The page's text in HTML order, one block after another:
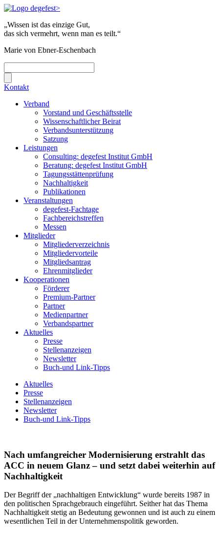
„Wissen ist das einzige Gut,
das sich vermehrt, wenn man es teilt.“
Marie von Ebner-Eschenbach
Kontakt
Verband
Vorstand und Geschäftsstelle
Wissenschaftlicher Beirat
Verbandsunterstützung
Satzung
Leistungen
Consulting: degefest Institut GmbH
Beratung: degefest Institut GmbH
Tagungsstättenprüfung
Nachhaltigkeit
Publikationen
Veranstaltungen
degefest-Fachtage
Fachbereichstreffen
Messen
Mitglieder
Mitgliederverzeichnis
Mitgliedervorteile
Mitgliedsantrag
Ehrenmitglieder
Kooperationen
Förderer
Premium-Partner
Partner
Medienpartner
Verbandspartner
Aktuelles
Presse
Stellenanzeigen
Newsletter
Buch-und Link-Tipps
Aktuelles
Presse
Stellenanzeigen
Newsletter
Buch-und Link-Tipps
Nach umfangreicher Modernisierung erstrahlt das
ACC in neuem Glanz – und setzt dabei weiterhin auf
Nachhaltigkeit
Der Begriff der „nachhaltigen Entwicklung“ wurde bereits 1987 in
den politischen Sprachgebrauch eingeführt. Seither hat das Thema
Nachhaltigkeit stetig an Bedeutung gewonnen und ist auch zu einem
wesentlichen Teil in der Unternehmenspolitik geworden.